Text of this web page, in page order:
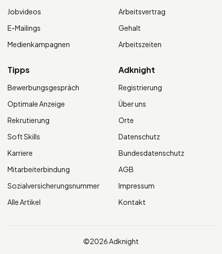
Jobvideos
E-Mailings
Medienkampagnen
Arbeitsvertrag
Gehalt
Arbeitszeiten
Tipps
Bewerbungsgespräch
Optimale Anzeige
Rekrutierung
Soft Skills
Karriere
Mitarbeiterbindung
Sozialversicherungsnummer
Alle Artikel
Adknight
Registrierung
Über uns
Orte
Datenschutz
Bundesdatenschutz
AGB
Impressum
Kontakt
©2026 Adknight